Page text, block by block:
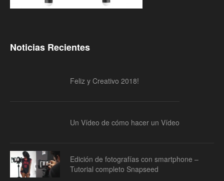
Noticias Recientes
Feliz y Creativo 2018!
Un Vídeo de cómo hacer un Vídeo
Edición de fotografías con smartphone –
Tutorial completo Snapseed